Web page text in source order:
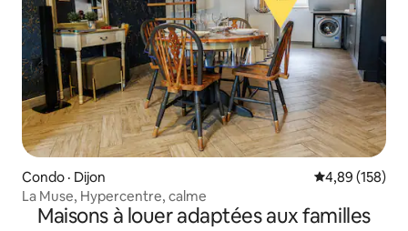
Condo · Dijon Note
4,89 (158)
La Muse, Hypercentre, calme
Maisons à louer adaptées aux familles